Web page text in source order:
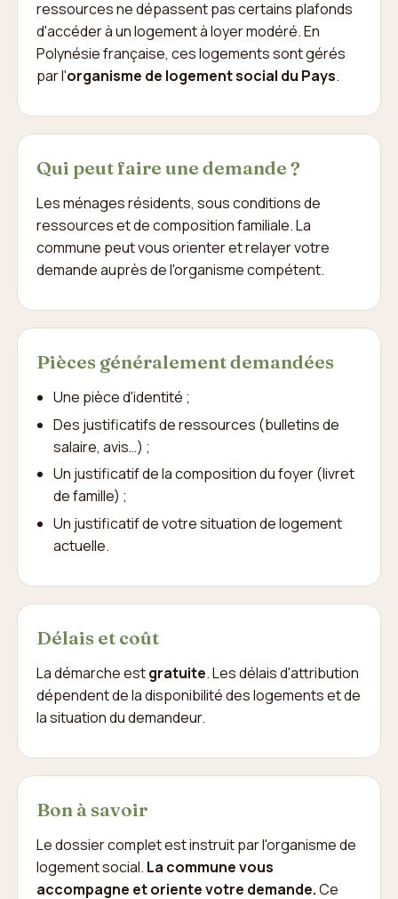
ressources ne dépassent pas certains plafonds
d'accéder à un logement à loyer modéré. En
Polynésie française, ces logements sont gérés
par l'organisme de logement social du Pays.
Qui peut faire une demande ?
Les ménages résidents, sous conditions de
ressources et de composition familiale. La
commune peut vous orienter et relayer votre
demande auprès de l'organisme compétent.
Pièces généralement demandées
Une pièce d'identité ;
Des justificatifs de ressources (bulletins de
salaire, avis…) ;
Un justificatif de la composition du foyer (livret
de famille) ;
Un justificatif de votre situation de logement
actuelle.
Délais et coût
La démarche estgratuite. Les délais d'attribution
dépendent de la disponibilité des logements et de
la situation du demandeur.
Bon à savoir
Le dossier complet est instruit par l'organisme de
logement social. La commune vous
accompagne et oriente votre demande.Ce